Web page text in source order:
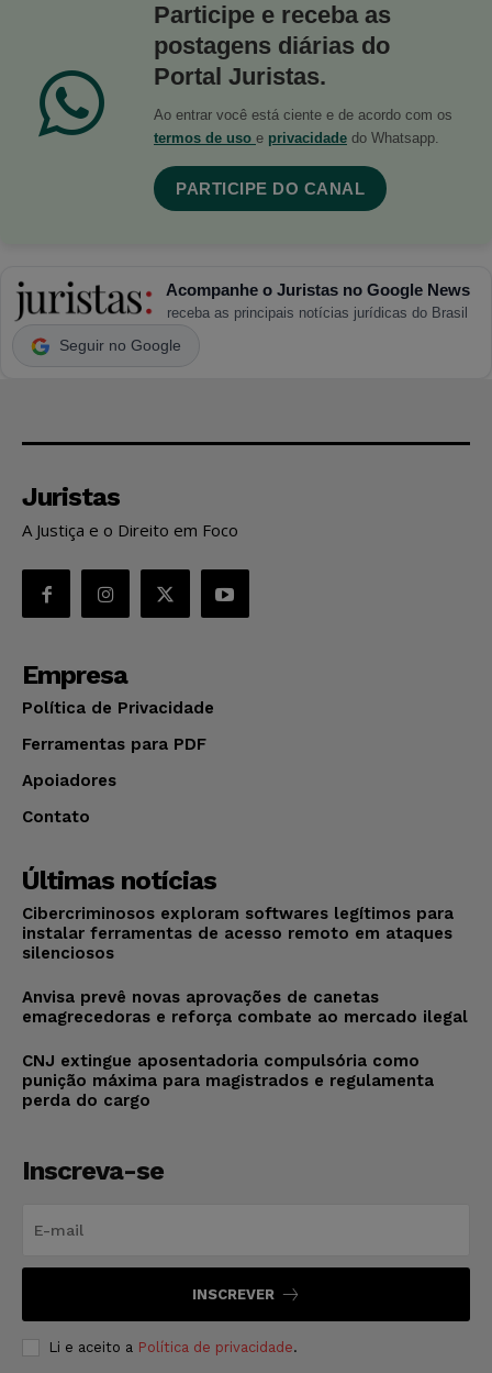
Participe e receba as
postagens diárias do
Portal Juristas.
Ao entrar você está ciente e de acordo com os
termos de uso e privacidade do Whatsapp.
PARTICIPE DO CANAL
Acompanhe o Juristas no Google News
receba as principais notícias jurídicas do Brasil
Seguir no Google
Juristas
A Justiça e o Direito em Foco
Empresa
Política de Privacidade
Ferramentas para PDF
Apoiadores
Contato
Últimas notícias
Cibercriminosos exploram softwares legítimos para
instalar ferramentas de acesso remoto em ataques
silenciosos
Anvisa prevê novas aprovações de canetas
emagrecedoras e reforça combate ao mercado ilegal
CNJ extingue aposentadoria compulsória como
punição máxima para magistrados e regulamenta
perda do cargo
Inscreva-se
INSCREVER
Li e aceito a Política de privacidade.